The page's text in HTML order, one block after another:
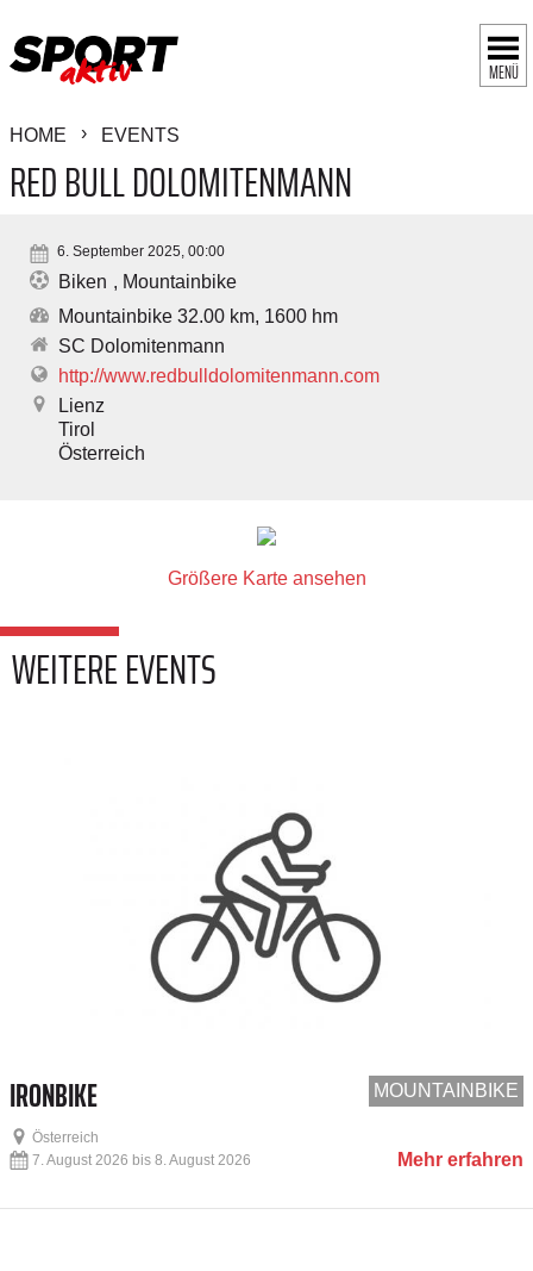
MENÜ
HOME EVENTS
RED BULL DOLOMITENMANN
6. September 2025, 00:00
Biken
Mountainbike
Mountainbike 32.00 km, 1600 hm
SC Dolomitenmann
http://www.redbulldolomitenmann.com
Lienz
Tirol
Österreich
Größere Karte ansehen
WEITERE EVENTS
MOUNTAINBIKE
IRONBIKE
Österreich
Mehr erfahren
7. August 2026 bis 8. August 2026